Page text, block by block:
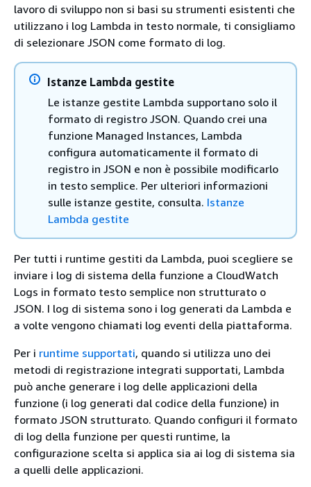
lavoro di sviluppo non si basi su strumenti esistenti che
utilizzano i log Lambda in testo normale, ti consigliamo
di selezionare JSON come formato di log.
Istanze Lambda gestite
Le istanze gestite Lambda supportano solo il
formato di registro JSON. Quando crei una
funzione Managed Instances, Lambda
configura automaticamente il formato di
registro in JSON e non è possibile modificarlo
in testo semplice. Per ulteriori informazioni
sulle istanze gestite, consulta. Istanze
Lambda gestite
Per tutti i runtime gestiti da Lambda, puoi scegliere se
inviare i log di sistema della funzione a CloudWatch
Logs in formato testo semplice non strutturato o
JSON. I log di sistema sono i log generati da Lambda e
a volte vengono chiamati log eventi della piattaforma.
Per i runtime supportati, quando si utilizza uno dei
metodi di registrazione integrati supportati, Lambda
può anche generare i log delle applicazioni della
funzione (i log generati dal codice della funzione) in
formato JSON strutturato. Quando configuri il formato
di log della funzione per questi runtime, la
configurazione scelta si applica sia ai log di sistema sia
a quelli delle applicazioni.